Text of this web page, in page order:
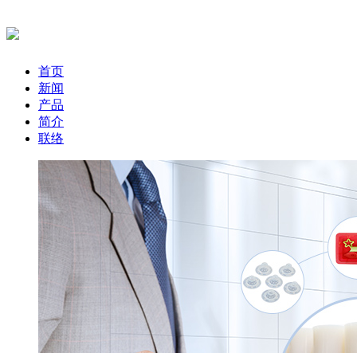
首页
新闻
产品
简介
联络